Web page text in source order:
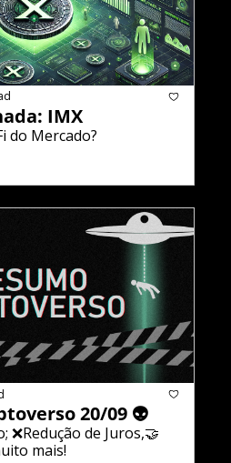
IMX
do Mercado?
20/09 👽
❌Redução de Juros,🤝
mais!